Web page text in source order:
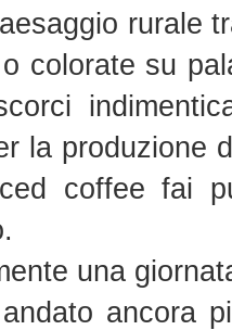
rurale
colorate su
la produzione
coffee fai
una
ancora